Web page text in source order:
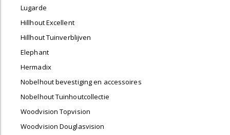
Lugarde
Hillhout Excellent
Hillhout Tuinverblijven
Elephant
Hermadix
Nobelhout bevestiging en accessoires
Nobelhout Tuinhoutcollectie
Woodvision Topvision
Woodvision Douglasvision